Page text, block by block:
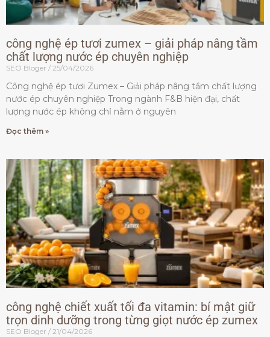
công nghệ ép tươi zumex – giải pháp nâng tầm
chất lượng nước ép chuyên nghiệp
SEO Bloger 25/04/2026
Công nghệ ép tươi Zumex – Giải pháp nâng tầm chất lượng
nước ép chuyên nghiệp Trong ngành F&B hiện đại, chất
lượng nước ép không chỉ nằm ở nguyên
Đọc thêm »
công nghệ chiết xuất tối đa vitamin: bí mật giữ
trọn dinh dưỡng trong từng giọt nước ép zumex
SEO Bloger 21/04/2026